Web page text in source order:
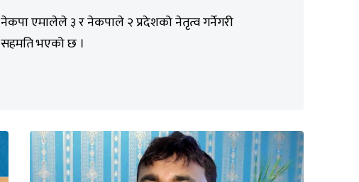
नेकपा एमालेले ३ र नेकपाले २ प्रदेशको नेतृत्व गर्नेगरी
सहमति भएको छ ।